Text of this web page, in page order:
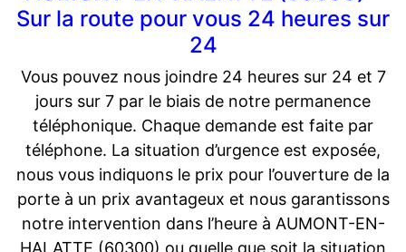
Sur la route pour vous 24 heures sur
24
Vous pouvez nous joindre 24 heures sur 24 et 7
jours sur 7 par le biais de notre permanence
téléphonique. Chaque demande est faite par
téléphone. La situation d’urgence est exposée,
nous vous indiquons le prix pour l’ouverture de la
porte à un prix avantageux et nous garantissons
notre intervention dans l’heure à AUMONT-EN-
HALATTE (60300) ou quelle que soit la situation